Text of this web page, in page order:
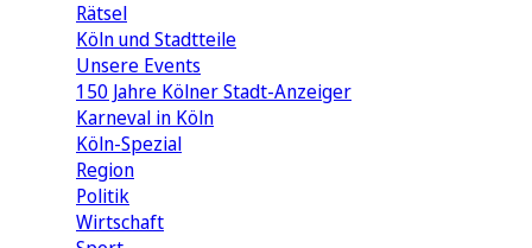
Rätsel
Köln und Stadtteile
Unsere Events
150 Jahre Kölner Stadt-Anzeiger
Karneval in Köln
Köln-Spezial
Region
Politik
Wirtschaft